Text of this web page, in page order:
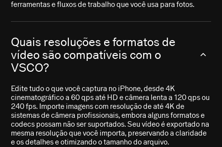
ferramentas e fluxos de trabalho que você usa para fotos.
Quais resoluções e formatos de
vídeo são compatíveis com o
VSCO?
Edite tudo o que você captura no iPhone, desde 4K
cinematográfico a 60 qps até HD e câmera lenta a 120 qps ou
240 fps. Importe imagens com resolução de até 4K de
sistemas de câmera profissionais, embora alguns formatos e
codecs possam não ser suportados. Seu vídeo é exportado na
mesma resolução que você importa, preservando a claridade
e os detalhes e otimizando o tamanho do arquivo.